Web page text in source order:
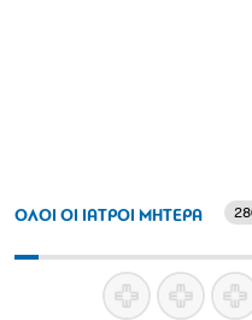
ΟΛΟΙ ΟΙ ΙΑΤΡΟΙ ΜΗΤΕΡΑ